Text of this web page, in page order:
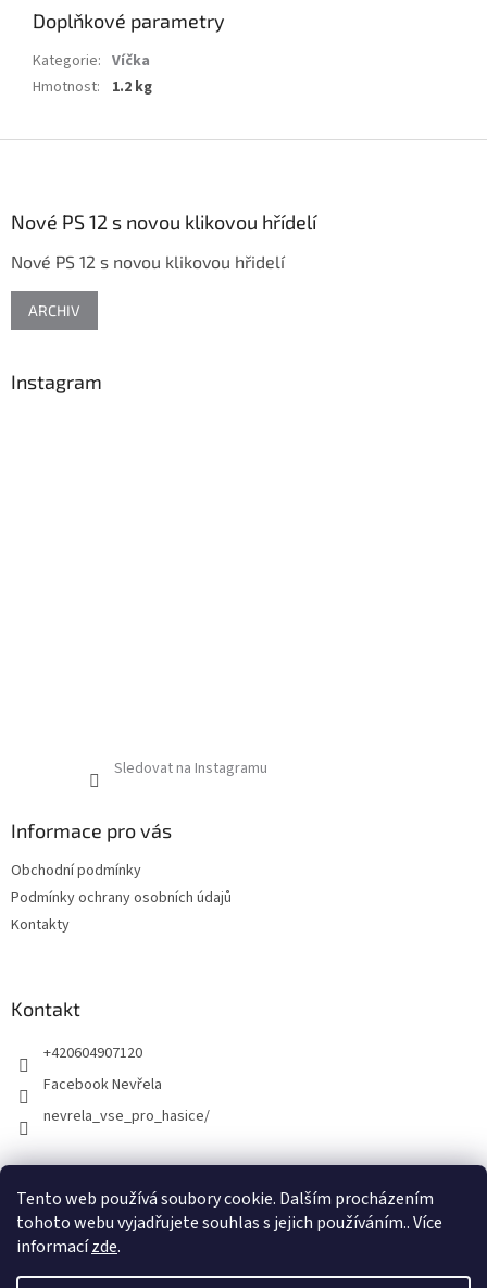
Tento web používá soubory cookie. Dalším procházením
tohoto webu vyjadřujete souhlas s jejich používáním.. Více
informacízde.
Doplňkové parametry
Kategorie: Víčka
Hmotnost: 1.2 kg
Nové PS 12 s novou klikovou hřídelí
Nové PS 12 s novou klikovou hřidelí
ARCHIV
Instagram
Sledovat na Instagramu
Informace pro vás
Obchodní podmínky
Podmínky ochrany osobních údajů
Kontakty
Kontakt
+420604907120
Facebook Nevřela
nevrela_vse_pro_hasice/